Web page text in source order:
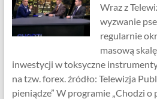
Wraz z
wyzwanie
regularnie
masową
inwestycji w toksyczne
na tzw. forex. źródło: Telewizja
pieniądze” W programie „Chodzi o